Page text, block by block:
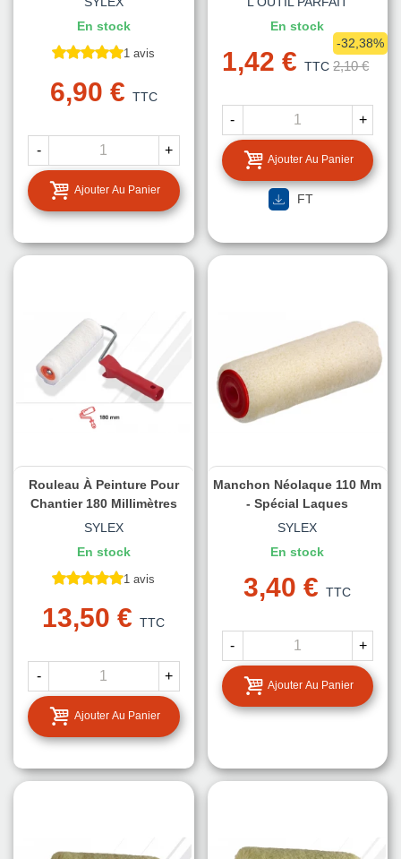
En stock
1 avis
6,90 € TTC
- +
Ajouter Au Panier
En stock
1,42 € TTC 2,10 €
-32,38%
- +
Ajouter Au Panier
FT
Rouleau À Peinture Pour
Chantier 180 Millimètres
SYLEX
En stock
1 avis
13,50 € TTC
- +
Ajouter Au Panier
Manchon Néolaque 110 Mm
- Spécial Laques
SYLEX
En stock
3,40 € TTC
- +
Ajouter Au Panier